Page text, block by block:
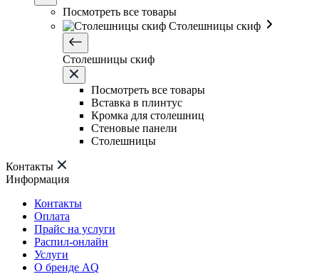
Посмотреть все товары
Столешницы скиф
Столешницы скиф
Посмотреть все товары
Вставка в плинтус
Кромка для столешниц
Стеновые панели
Столешницы
Контакты
Информация
Контакты
Оплата
Прайс на услуги
Распил-онлайн
Услуги
О бренде AQ